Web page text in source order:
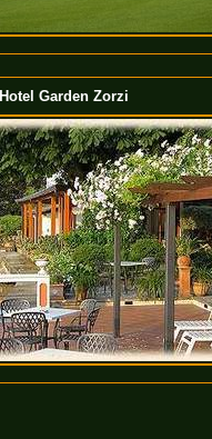
Hotel Garden Zorzi